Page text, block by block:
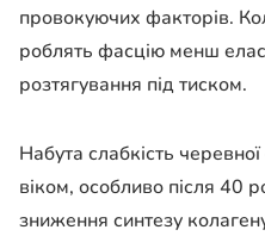
провокуючих факторів.
роблять фасцію менш
розтягування під тиском.
Набута слабкість
віком, особливо після 40
зниження синтезу